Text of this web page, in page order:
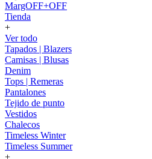
MargOFF+OFF
Tienda
+
Ver todo
Tapados | Blazers
Camisas | Blusas
Denim
Tops | Remeras
Pantalones
Tejido de punto
Vestidos
Chalecos
Timeless Winter
Timeless Summer
+